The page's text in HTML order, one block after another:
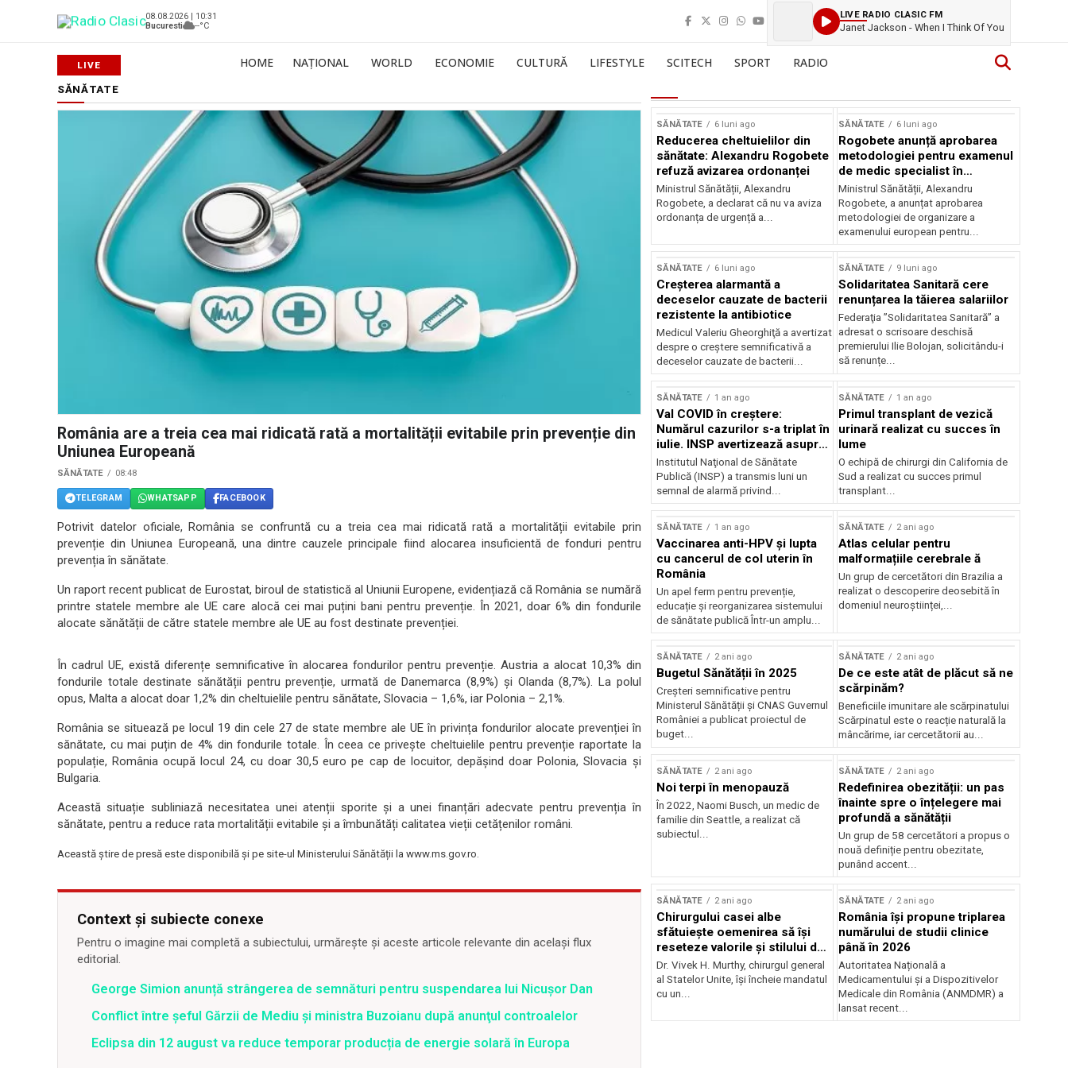
08.08.2026 | 10:31
Bucuresti
--°C
LIVE RADIO CLASIC FM
Janet Jackson - When I Think Of You
HOME NAȚIONAL WORLD ECONOMIE CULTURĂ LIFESTYLE SCITECH SPORT RADIO
SĂNĂTATE
România are a treia cea mai ridicată rată a mortalității evitabile prin prevenție din
Uniunea Europeană
SĂNĂTATE 08:48
TELEGRAM WHATSAPP FACEBOOK
Potrivit datelor oficiale, România se confruntă cu a treia cea mai ridicată rată a mortalității evitabile prin
prevenție din Uniunea Europeană, una dintre cauzele principale fiind alocarea insuficientă de fonduri pentru
prevenția în sănătate.
Un raport recent publicat de Eurostat, biroul de statistică al Uniunii Europene, evidențiază că România se numără
printre statele membre ale UE care alocă cei mai puțini bani pentru prevenție. În 2021, doar 6% din fondurile
alocate sănătății de către statele membre ale UE au fost destinate prevenției.
În cadrul UE, există diferențe semnificative în alocarea fondurilor pentru prevenție. Austria a alocat 10,3% din
fondurile totale destinate sănătății pentru prevenție, urmată de Danemarca (8,9%) și Olanda (8,7%). La polul
opus, Malta a alocat doar 1,2% din cheltuielile pentru sănătate, Slovacia – 1,6%, iar Polonia – 2,1%.
România se situează pe locul 19 din cele 27 de state membre ale UE în privința fondurilor alocate prevenției în
sănătate, cu mai puțin de 4% din fondurile totale. În ceea ce privește cheltuielile pentru prevenție raportate la
populație, România ocupă locul 24, cu doar 30,5 euro pe cap de locuitor, depășind doar Polonia, Slovacia și
Bulgaria.
Această situație subliniază necesitatea unei atenții sporite și a unei finanțări adecvate pentru prevenția în
sănătate, pentru a reduce rata mortalității evitabile și a îmbunătăți calitatea vieții cetățenilor români.
Această știre de presă este disponibilă și pe site-ul Ministerului Sănătății la www.ms.gov.ro.
Context și subiecte conexe
Pentru o imagine mai completă a subiectului, urmărește și aceste articole relevante din același flux
editorial.
George Simion anunță strângerea de semnături pentru suspendarea lui Nicușor Dan
Conflict între şeful Gărzii de Mediu şi ministra Buzoianu după anunţul controalelor
Eclipsa din 12 august va reduce temporar producția de energie solară în Europa
SĂNĂTATE 6 luni ago
Reducerea cheltuielilor din
sănătate: Alexandru Rogobete
refuză avizarea ordonanței
Ministrul Sănătății, Alexandru
Rogobete, a declarat că nu va aviza
ordonanța de urgență a...
SĂNĂTATE 6 luni ago
Rogobete anunță aprobarea
metodologiei pentru examenul
de medic specialist în
radiologie
Ministrul Sănătății, Alexandru
Rogobete, a anunțat aprobarea
metodologiei de organizare a
examenului european pentru...
SĂNĂTATE 6 luni ago
Creșterea alarmantă a
deceselor cauzate de bacterii
rezistente la antibiotice
Medicul Valeriu Gheorghiţă a avertizat
despre o creștere semnificativă a
deceselor cauzate de bacterii...
SĂNĂTATE 9 luni ago
Solidaritatea Sanitară cere
renunțarea la tăierea salariilor
Federaţia ”Solidaritatea Sanitară” a
adresat o scrisoare deschisă
premierului Ilie Bolojan, solicitându-i
să renunțe...
SĂNĂTATE 1 an ago
Val COVID în creștere:
Numărul cazurilor s-a triplat în
iulie. INSP avertizează asupra
unui nou val de infectări
Institutul Naţional de Sănătate
Publică (INSP) a transmis luni un
semnal de alarmă privind...
SĂNĂTATE 1 an ago
Primul transplant de vezică
urinară realizat cu succes în
lume
O echipă de chirurgi din California de
Sud a realizat cu succes primul
transplant...
SĂNĂTATE 1 an ago
Vaccinarea anti-HPV și lupta
cu cancerul de col uterin în
România
Un apel ferm pentru prevenție,
educație și reorganizarea sistemului
de sănătate publică Într-un amplu...
SĂNĂTATE 2 ani ago
Atlas celular pentru
malformațiile cerebrale ă
Un grup de cercetători din Brazilia a
realizat o descoperire deosebită în
domeniul neuroștiinței,...
SĂNĂTATE 2 ani ago
Bugetul Sănătății în 2025
Creșteri semnificative pentru
Ministerul Sănătății și CNAS Guvernul
României a publicat proiectul de
buget...
SĂNĂTATE 2 ani ago
De ce este atât de plăcut să ne
scărpinăm?
Beneficiile imunitare ale scărpinatului
Scărpinatul este o reacție naturală la
mâncărime, iar cercetătorii au...
SĂNĂTATE 2 ani ago
Noi terpi în menopauză
În 2022, Naomi Busch, un medic de
familie din Seattle, a realizat că
subiectul...
SĂNĂTATE 2 ani ago
Redefinirea obezității: un pas
înainte spre o înțelegere mai
profundă a sănătății
Un grup de 58 cercetători a propus o
nouă definiție pentru obezitate,
punând accent...
SĂNĂTATE 2 ani ago
Chirurgului casei albe
sfătuiește oemenirea să își
reseteze valorile și stilului de
viață
Dr. Vivek H. Murthy, chirurgul general
al Statelor Unite, își încheie mandatul
cu un...
SĂNĂTATE 2 ani ago
România își propune triplarea
numărului de studii clinice
până în 2026
Autoritatea Națională a
Medicamentului și a Dispozitivelor
Medicale din România (ANMDMR) a
lansat recent...